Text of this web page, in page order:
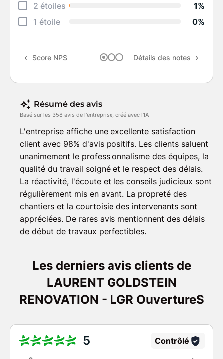
2 étoiles
1%
1 étoile
0%
Score NPS Détails des notes
Résumé des avis
Basé sur les 358 avis de l'entreprise, créé avec l'IA
L'entreprise affiche une excellente satisfaction
client avec 98% d'avis positifs. Les clients saluent
unanimement le professionnalisme des équipes, la
qualité du travail soigné et le respect des délais.
La réactivité, l'écoute et les conseils judicieux sont
régulièrement mis en avant. La propreté des
chantiers et la courtoisie des intervenants sont
appréciées. De rares avis mentionnent des délais
de début de travaux perfectibles.
Les derniers avis clients de
LAURENT GOLDSTEIN
RENOVATION - LGR OuvertureS
5 Contrôlé